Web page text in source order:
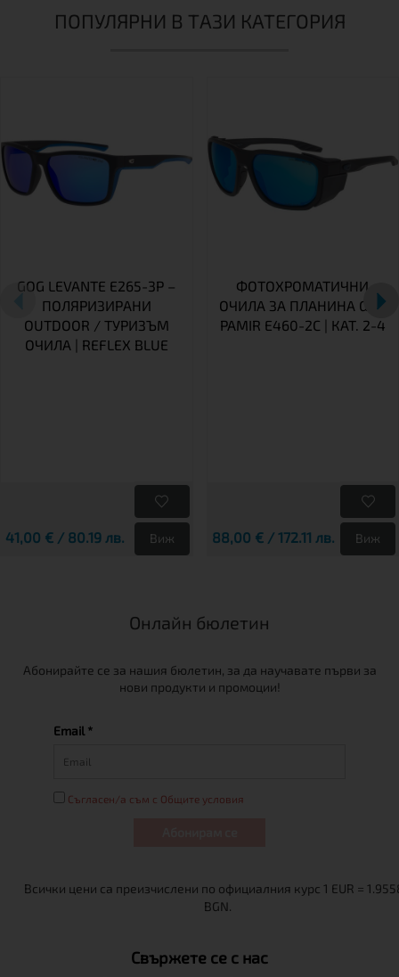
ПОПУЛЯРНИ В ТАЗИ КАТЕГОРИЯ
GOG LEVANTE E265-3P –
ПОЛЯРИЗИРАНИ
OUTDOOR / ТУРИЗЪМ
ОЧИЛА | REFLEX BLUE
41,00 € / 80.19 лв. Виж
ФОТОХРОМАТИЧНИ
ОЧИЛА ЗА ПЛАНИНА GOG
PAMIR E460-2C | КАТ. 2-4
88,00 € / 172.11 лв. Виж
Онлайн бюлетин
Абонирайте се за нашия бюлетин, за да научавате първи за
нови продукти и промоции!
Email *
Съгласен/а съм с Общите условия
Свържете се с нас